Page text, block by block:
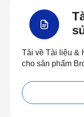
Tải về Tài liệu &
cho sản phẩm